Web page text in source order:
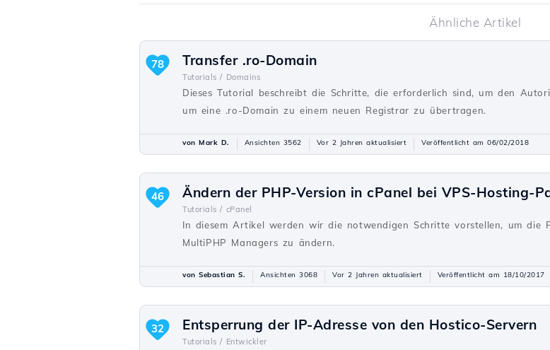
Ähnliche Artikel
Transfer .ro-Domain
Tutorials / Domains
Dieses Tutorial beschreibt die Schritte, die erforderlich sind, um den
um eine .ro-Domain zu einem neuen Registrar zu übertragen.
78
von Mark D. Ansichten 3562 Vor 2 Jahren aktualisiert Veröffentlicht am 06/02/2018
Ändern der PHP-Version in cPanel bei VPS-Hosting-
Tutorials / cPanel
In diesem Artikel werden wir die notwendigen Schritte vorstellen, um die
MultiPHP Managers zu ändern.
46
von Sebastian S. Ansichten 3068 Vor 2 Jahren aktualisiert Veröffentlicht am 18/10/2017
Entsperrung der IP-Adresse von den Hostico-Servern
Tutorials / Entwickler
32